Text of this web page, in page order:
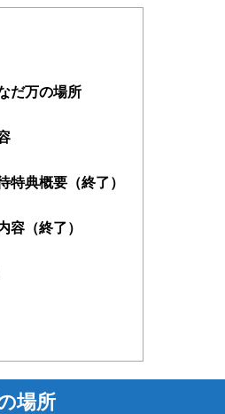
だ万の場所
特典概要（終了）
容（終了）
場所